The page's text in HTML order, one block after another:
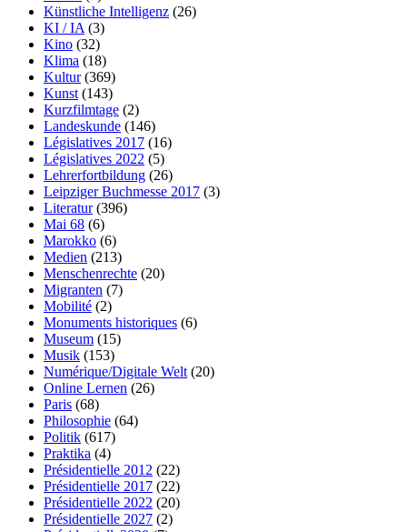
Künstliche Intelligenz (26)
KI / IA (3)
Kino (32)
Klima (18)
Kultur(369)
Kunst (143)
Kurzfilmtage (2)
Landeskunde (146)
Législatives 2017 (16)
Législatives 2022 (5)
Lehrerfortbildung (26)
Leipziger Buchmesse 2017 (3)
Literatur(396)
Mai 68 (6)
Marokko (6)
Medien (213)
Menschenrechte (20)
Migranten (7)
Mobilité (2)
Monuments historiques (6)
Museum (15)
Musik (153)
Numérique/Digitale Welt (20)
Online Lernen (26)
Paris (68)
Philosophie (64)
Politik (617)
Praktika (4)
Présidentielle 2012 (22)
Présidentielle 2017 (22)
Présidentielle 2022 (20)
Présidentielle 2027 (2)